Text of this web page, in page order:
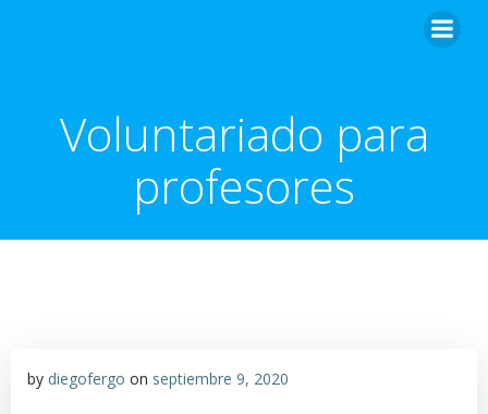
Voluntariado para
profesores
by diegofergo on septiembre 9, 2020